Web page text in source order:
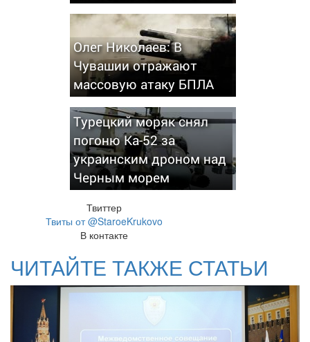
Олег Николаев: В
Чувашии отражают
массовую атаку БПЛА
Турецкий моряк снял
погоню Ка-52 за
украинским дроном над
Черным морем
Твиттер
Твиты от @StaroeKrukovo
В контакте
ЧИТАЙТЕ ТАКЖЕ СТАТЬИ